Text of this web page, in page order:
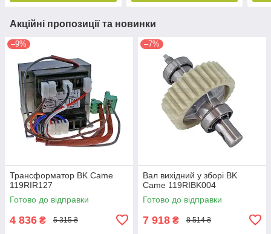
Акційні пропозиції та новинки
–9%
Трансформатор BK Came
119RIR127
Готово до відправки
4 836 ₴ 5 315 ₴
–7%
Вал вихідний у зборі BK
Came 119RIBK004
Готово до відправки
7 918 ₴ 8 514 ₴